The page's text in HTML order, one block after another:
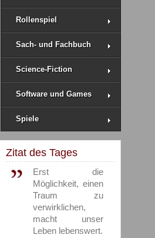
Rollenspiel
Sach- und Fachbuch
Science-Fiction
Software und Games
Spiele
Zitat des Tages
Erst die
Möglichkeit, einen
Traum zu
verwirklichen,
macht unser
Leben lebenswert.